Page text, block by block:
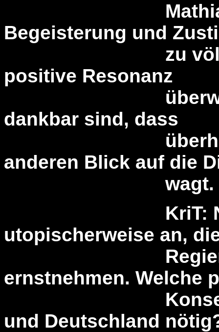
Mathias
Begeisterung und
zu völligem
positive Resonanz
überwiegt,
dankbar sind, dass
überhaupt
anderen Blick auf die
wagt.
KriT:
utopischerweise an,
Regierung
ernstnehmen. Welche
und Deutschland